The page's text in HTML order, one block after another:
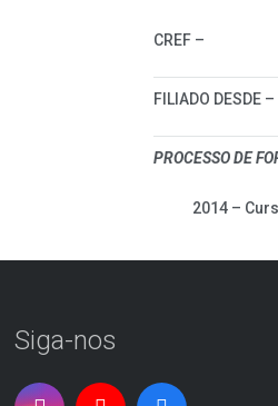
CREF –
FILIADO DESDE
PROCESSO DE
2014 –
Siga-nos